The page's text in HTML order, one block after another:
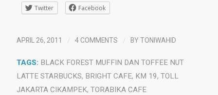
Twitter Facebook
APRIL 26, 2011 / 4 COMMENTS / BY TONIWAHID
TAGS: BLACK FOREST MUFFIN DAN TOFFEE NUT
LATTE STARBUCKS, BRIGHT CAFE, KM 19, TOLL
JAKARTA CIKAMPEK, TORABIKA CAFE